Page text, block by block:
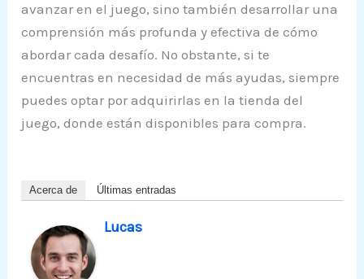
avanzar en el juego, sino también desarrollar una
comprensión más profunda y efectiva de cómo
abordar cada desafío. No obstante, si te
encuentras en necesidad de más ayudas, siempre
puedes optar por adquirirlas en la tienda del
juego, donde están disponibles para compra.
Acerca de Últimas entradas
Lucas